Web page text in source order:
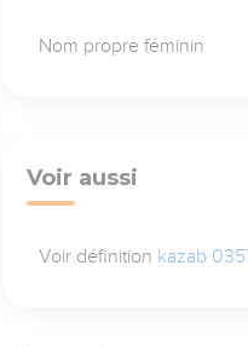
Nom propre féminin
Voir aussi
Voir définition kazab